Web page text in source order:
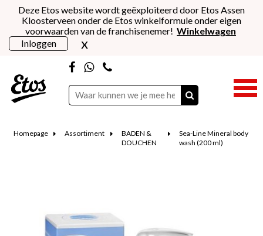
Deze Etos website wordt geëxploiteerd door Etos Assen
Kloosterveen onder de Etos winkelformule onder eigen
voorwaarden van de franchisenemer! Winkelwagen
Inloggen
x
Homepage Assortiment
BADEN &
DOUCHEN
Sea-Line Mineral body
wash (200 ml)